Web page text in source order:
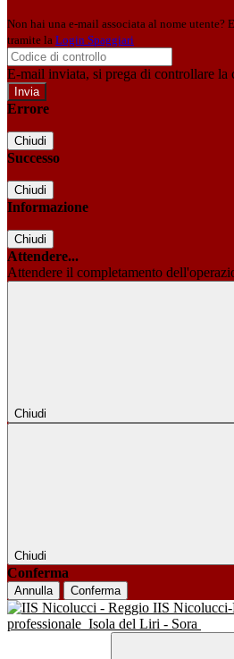
Non hai una e-mail associata al nome utente?
tramite la Login Spaggiari
E-mail inviata, si prega di controllare la
Errore
Chiudi
Successo
Chiudi
Informazione
Chiudi
Attendere...
Attendere il completamento
Chiudi
Chiudi
Conferma
Annulla Conferma
IIS
professionale Isola del Liri - Sora